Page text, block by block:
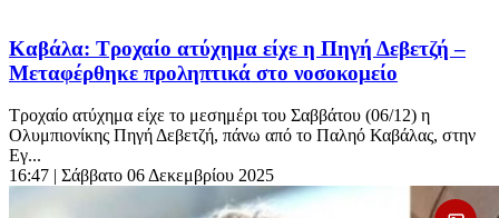
Καβάλα: Τροχαίο ατύχημα είχε η Πηγή Δεβετζή –
Μεταφέρθηκε προληπτικά στο νοσοκομείο
Τροχαίο ατύχημα είχε το μεσημέρι του Σαββάτου (06/12) η
Ολυμπιονίκης Πηγή Δεβετζή, πάνω από το Παληό Καβάλας, στην
Εγ...
16:47 | Σάββατο 06 Δεκεμβρίου 2025